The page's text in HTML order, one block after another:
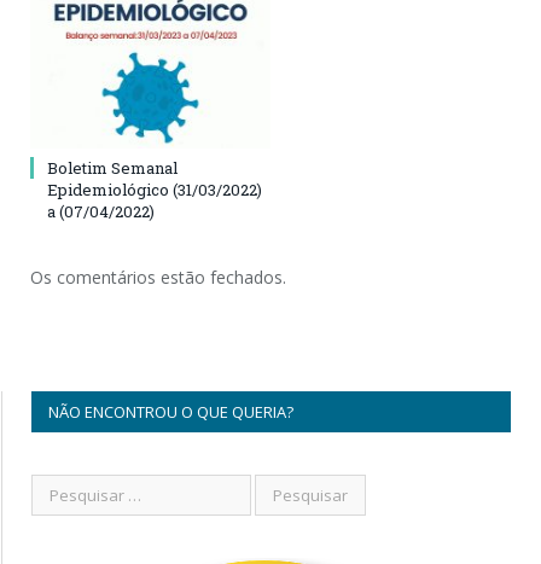
Boletim Semanal
Epidemiológico (31/03/2022)
a (07/04/2022)
Os comentários estão fechados.
NÃO ENCONTROU O QUE QUERIA?